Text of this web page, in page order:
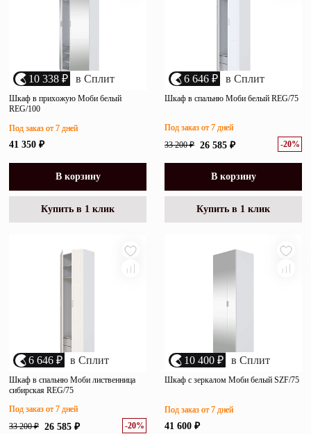
10 338 ₽ в Сплит
Шкаф в прихожую Моби белый
REG/100
41 350 ₽
Под заказ от 7 дней
В корзину
Купить в 1 клик
6 646 ₽ в Сплит
Шкаф в спальню Моби белый REG/75
33 200 ₽ 26 585 ₽ -20%
Под заказ от 7 дней
В корзину
Купить в 1 клик
6 646 ₽ в Сплит
Шкаф в спальню Моби лиственница
сибирская REG/75
33 200 ₽ 26 585 ₽ -20%
Под заказ от 7 дней
10 400 ₽ в Сплит
Шкаф с зеркалом Моби белый SZF/75
41 600 ₽
Под заказ от 7 дней